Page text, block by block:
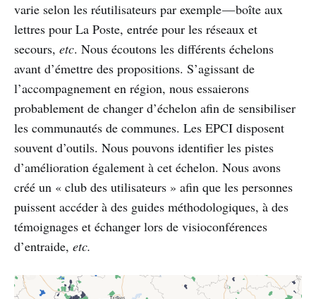
varie selon les réutilisateurs par exemple — boîte aux
lettres pour La Poste, entrée pour les réseaux et
secours, etc. Nous écoutons les différents échelons
avant d’émettre des propositions. S’agissant de
l’accompagnement en région, nous essaierons
probablement de changer d’échelon afin de sensibiliser
les communautés de communes. Les EPCI disposent
souvent d’outils. Nous pouvons identifier les pistes
d’amélioration également à cet échelon. Nous avons
créé un « club des utilisateurs » afin que les personnes
puissent accéder à des guides méthodologiques, à des
témoignages et échanger lors de visioconférences
d’entraide, etc.